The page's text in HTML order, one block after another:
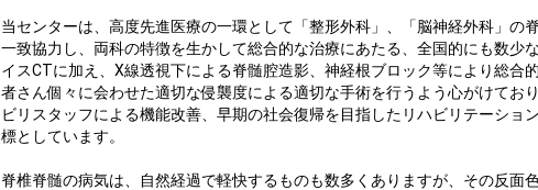
当センターは、⾼度先進医療の⼀環として「整形外科」、「脳神経外科」の
⼀致協⼒し、両科の特徴を⽣かして総合的な治療にあたる、全国的にも数少
イスCTに加え、X線透視下による脊髄腔造影、神経根ブロック等により総合
者さん個々に会わせた適切な侵襲度による適切な手術を行うよう心がけてお
ビリスタッフによる機能改善、早期の社会復帰を⽬指したリハビリテーショ
標としています。
脊椎脊髄の病気は、⾃然経過で軽快するものも数多くありますが、その反⾯